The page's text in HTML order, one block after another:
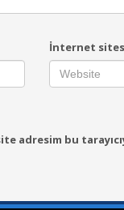
İnternet
adresim bu